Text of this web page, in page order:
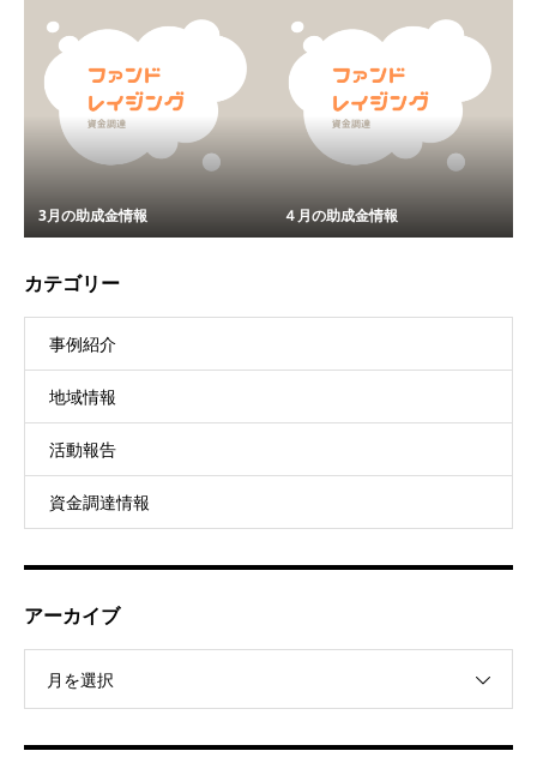
3月の助成金情報 ４月の助成金情報
カテゴリー
事例紹介
地域情報
活動報告
資金調達情報
アーカイブ
月を選択